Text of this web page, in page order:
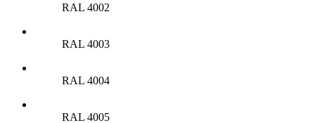
RAL 4002
RAL 4003
RAL 4004
RAL 4005